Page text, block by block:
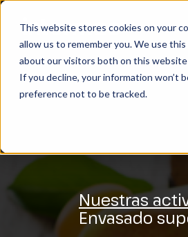
This website stores cookies on your
allow us to remember you. We use
about our visitors both on this website
If you decline, your information won’t
preference not to be tracked.
Nuestras
Envasado